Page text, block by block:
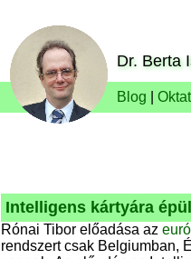
Dr. Berta
Blog
Intelligens kártyára
Rónai Tibor előadása az
rendszert csak Belgiumban,